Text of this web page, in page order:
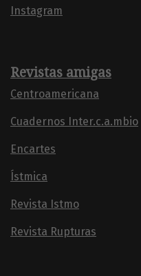
Instagram
Revistas amigas
Centroamericana
Cuadernos Inter.c.a.mbio
Encartes
Ístmica
Revista Istmo
Revista Rupturas